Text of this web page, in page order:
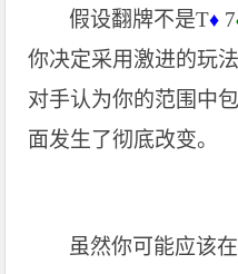
假设翻牌不是T♦ 7
你决定采用激进的玩
对手认为你的范围中
面发生了彻底改变。
虽然你可能应该